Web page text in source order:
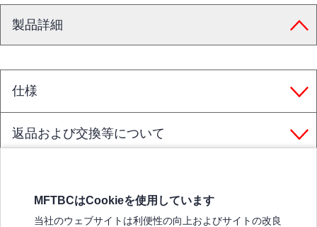
製品詳細
仕様
返品および交換等について
MFTBCはCookieを使用しています
当社のウェブサイトは利便性の向上およびサイトの改良